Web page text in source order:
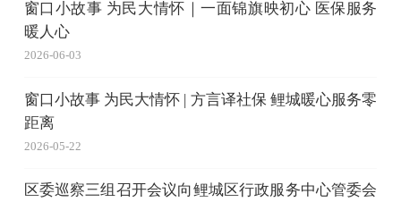
窗口小故事 为民大情怀｜一面锦旗映初心 医保服务
暖人心
2026-06-03
窗口小故事 为民大情怀 | 方言译社保 鲤城暖心服务零
距离
2026-05-22
区委巡察三组召开会议向鲤城区行政服务中心管委会